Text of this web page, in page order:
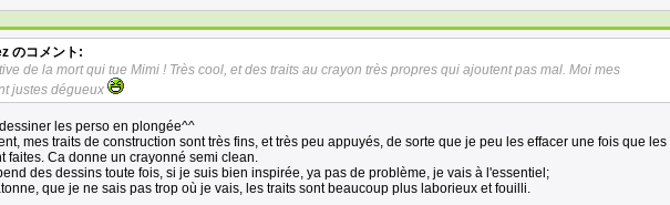
のコメント:
de la mort qui tue Mimi ! Très cool, et des traits au crayon très propres qui ajoutent pas mal. Moi mes
justes dégueux
les perso en plongée^^
mes traits de construction sont très fins, et très peu appuyés, de sorte que je peu les effacer une fois que les
faites. Ca donne un crayonné semi clean.
des dessins toute fois, si je suis bien inspirée, ya pas de problème, je vais à l'essentiel;
que je ne sais pas trop où je vais, les traits sont beaucoup plus laborieux et fouilli.